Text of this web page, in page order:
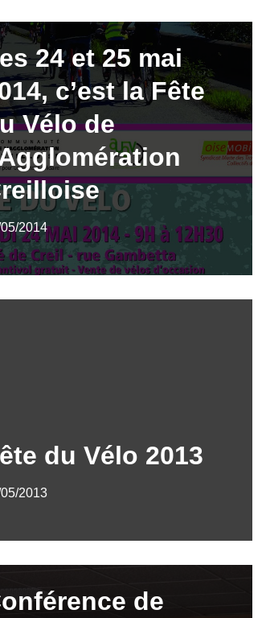
24 et 25 mai
c’est la Fête
Vélo de
2014
du Vélo 2013
2013
de